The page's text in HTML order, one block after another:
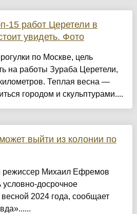
15 работ Церетели в
увидеть. Фото
по Москве, цель
на работы Зураба Церетели,
Теплая весна —
городом и скульптурами....
выйти из колонии по
режиссер Михаил Ефремов
условно-досрочное
2024 года, сообщает